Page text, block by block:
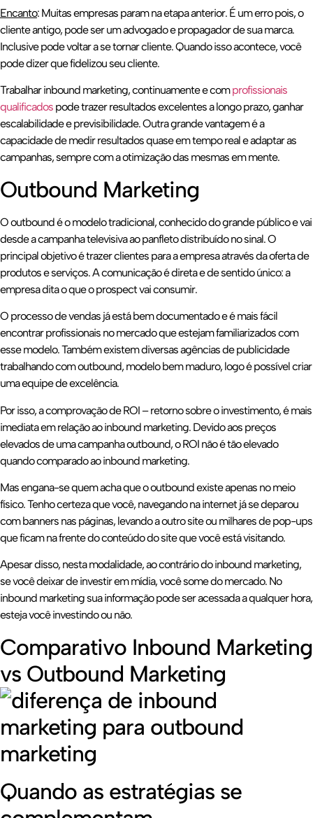
Encanto: Muitas empresas param na etapa anterior. É um erro pois, o
cliente antigo, pode ser um advogado e propagador de sua marca.
Inclusive pode voltar a se tornar cliente. Quando isso acontece, você
pode dizer que fidelizou seu cliente.
Trabalhar inbound marketing, continuamente e comprofissionais
qualificados pode trazer resultados excelentes a longo prazo, ganhar
escalabilidade e previsibilidade. Outra grande vantagem é a
capacidade de medir resultados quase em tempo real e adaptar as
campanhas, sempre com a otimização das mesmas em mente.
Outbound Marketing
O outbound é o modelo tradicional, conhecido do grande público e vai
desde a campanha televisiva ao panfleto distribuído no sinal. O
principal objetivo é trazer clientes para a empresa através da oferta de
produtos e serviços. A comunicação é direta e de sentido único: a
empresa dita o que o prospect vai consumir.
O processo de vendas já está bem documentado e é mais fácil
encontrar profissionais no mercado que estejam familiarizados com
esse modelo. Também existem diversas agências de publicidade
trabalhando com outbound, modelo bem maduro, logo é possível criar
uma equipe de excelência.
Por isso, a comprovação de ROI – retorno sobre o investimento, é mais
imediata em relação ao inbound marketing. Devido aos preços
elevados de uma campanha outbound, o ROI não é tão elevado
quando comparado ao inbound marketing.
Mas engana-se quem acha que o outbound existe apenas no meio
físico. Tenho certeza que você, navegando na internet já se deparou
com banners nas páginas, levando a outro site ou milhares de pop-ups
que ficam na frente do conteúdo do site que você está visitando.
Apesar disso, nesta modalidade, ao contrário do inbound marketing,
se você deixar de investir em mídia, você some do mercado. No
inbound marketing sua informação pode ser acessada a qualquer hora,
esteja você investindo ou não.
Comparativo Inbound Marketing
vs Outbound Marketing
Quando as estratégias se